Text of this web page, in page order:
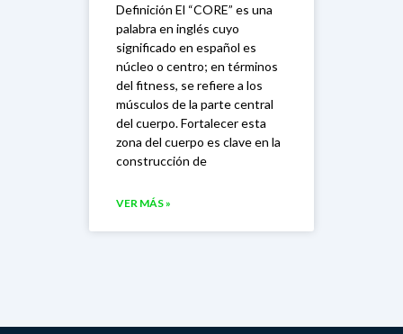
Definición El “CORE” es una
palabra en inglés cuyo
significado en español es
núcleo o centro; en términos
del fitness, se refiere a los
músculos de la parte central
del cuerpo. Fortalecer esta
zona del cuerpo es clave en la
construcción de
VER MÁS »